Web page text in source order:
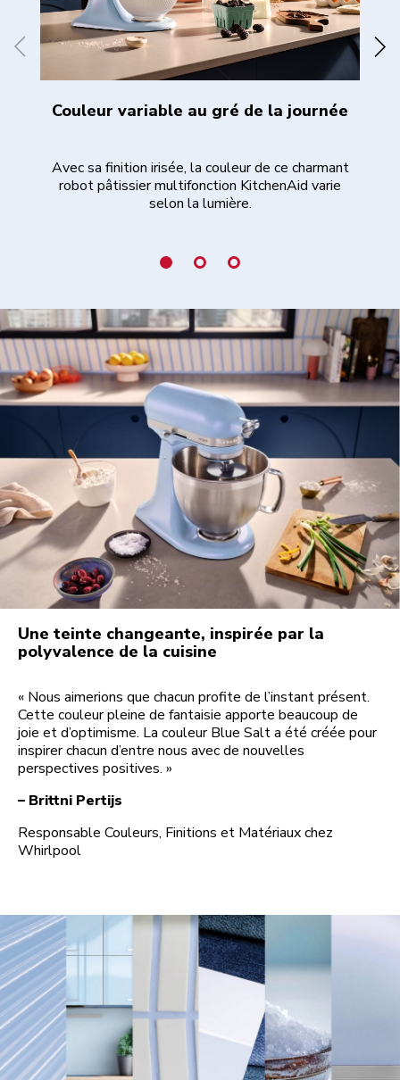
Couleur variable au gré de la journée
Avec sa finition irisée, la couleur de ce charmant
robot pâtissier multifonction KitchenAid varie
selon la lumière.
Une teinte changeante, inspirée par la
polyvalence de la cuisine
« Nous aimerions que chacun profite de l’instant présent.
Cette couleur pleine de fantaisie apporte beaucoup de
joie et d’optimisme. La couleur Blue Salt a été créée pour
inspirer chacun d’entre nous avec de nouvelles
perspectives positives. »
– Brittni Pertijs
Responsable Couleurs, Finitions et Matériaux chez
Whirlpool